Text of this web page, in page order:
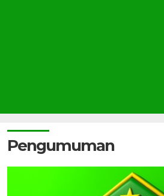
Pengumuman